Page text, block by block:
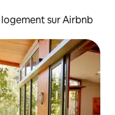
sur Airbnb